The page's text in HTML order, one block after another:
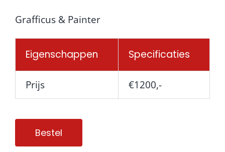
Grafficus & Painter
Eigenschappen Specificaties
Prijs €1200,-
Bestel